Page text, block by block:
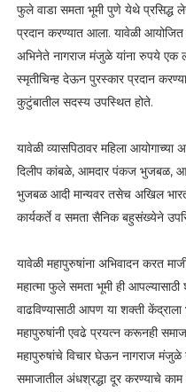
फुले वाडा समता भूमी पुणे येथे प्रसिद्ध
प्रदान करण्यात आला. यावेळी आयोजित
अभिनेते नागराज मंजुळे यांना रुपये एक
स्मृतीचिन्ह देऊन पुरस्कार प्रदान
कुटुंबातील सदस्य उपस्थित होते.
यावेळी व्यासपिठावर महिला
दिलीप कांबळे, आमदार पंकज भुजबळ,
भुजबळ आदी मान्यवर तसेच अखिल
कार्यकर्ते व समता सैनिक बहुसंख्येने
यावेळी महापुरुषांना अभिवादन करत
महात्मा फुले समता भूमी ही
वाढविण्यासाठी आपण या शक्ती
महापुरुषांनी एवढे प्रयत्न करूनही
महापुरुषांचे विचार घेऊन नागराज मंजुळे
समाजातील अंधश्रद्धा दूर करण्याचे